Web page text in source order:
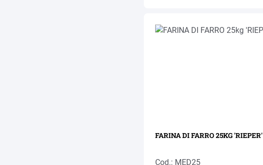
FARINA DI FARRO 25KG 'RIEPER'
Cod.: MED25